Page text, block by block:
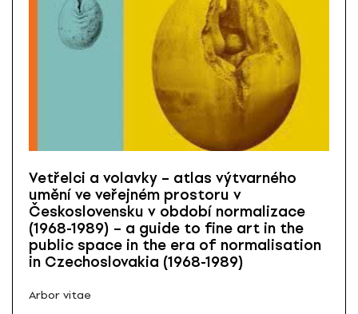
Vetřelci a volavky – atlas výtvarného
umění ve veřejném prostoru v
Československu v období normalizace
(1968-1989) – a guide to fine art in the
public space in the era of normalisation
in Czechoslovakia (1968-1989)
Arbor vitae